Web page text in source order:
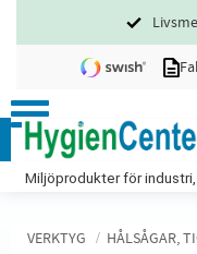
Meny
Miljöprodukter för
VERKTYG
HÅLSÅGAR,